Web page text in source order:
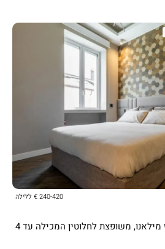
240-420 € ללילה
דירת נופש אלגנטית במרכז מילאנו, משופצת לחלוטין המכילה עד 4